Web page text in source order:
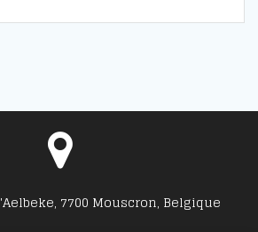
7700 Mouscron, Belgique